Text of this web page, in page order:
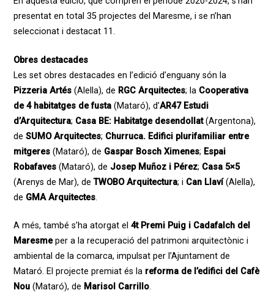
presentat en total 35 projectes del Maresme, i se n’han
seleccionat i destacat 11.
Obres destacades
Les set obres destacades en l’edició d’enguany són la
Pizzeria Artés(Alella), de RGC Arquitectes; la Cooperativa
de 4 habitatges de fusta(Mataró), d’AR47 Estudi
d’Arquitectura; Casa BE: Habitatge desendollat(Argentona),
de SUMO Arquitectes; Churruca. Edifici plurifamiliar entre
mitgeres (Mataró), de Gaspar Bosch Ximenes; Espai
Robafaves(Mataró), de Josep Muñoz i Pérez; Casa 5×5
(Arenys de Mar), deTWOBO Arquitectura; i Can Llaví(Alella),
de GMA Arquitectes.
A més, també s’ha atorgat el 4t Premi Puig i Cadafalch del
Maresmeper a la recuperació del patrimoni arquitectònic i
ambiental de la comarca, impulsat per l’Ajuntament de
Mataró. El projecte premiat és la reforma de l’edifici del Cafè
Nou(Mataró), de Marisol Carrillo.